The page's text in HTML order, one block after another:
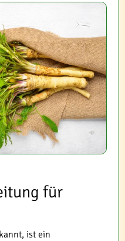
für
ist ein